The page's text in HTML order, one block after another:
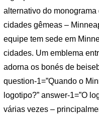
alternativo do monograma
cidades gêmeas –
equipe tem sede em
cidades. Um emblema
adorna os bonés de
question-1=”Quando o
logotipo?” answer-1=”O
várias vezes –